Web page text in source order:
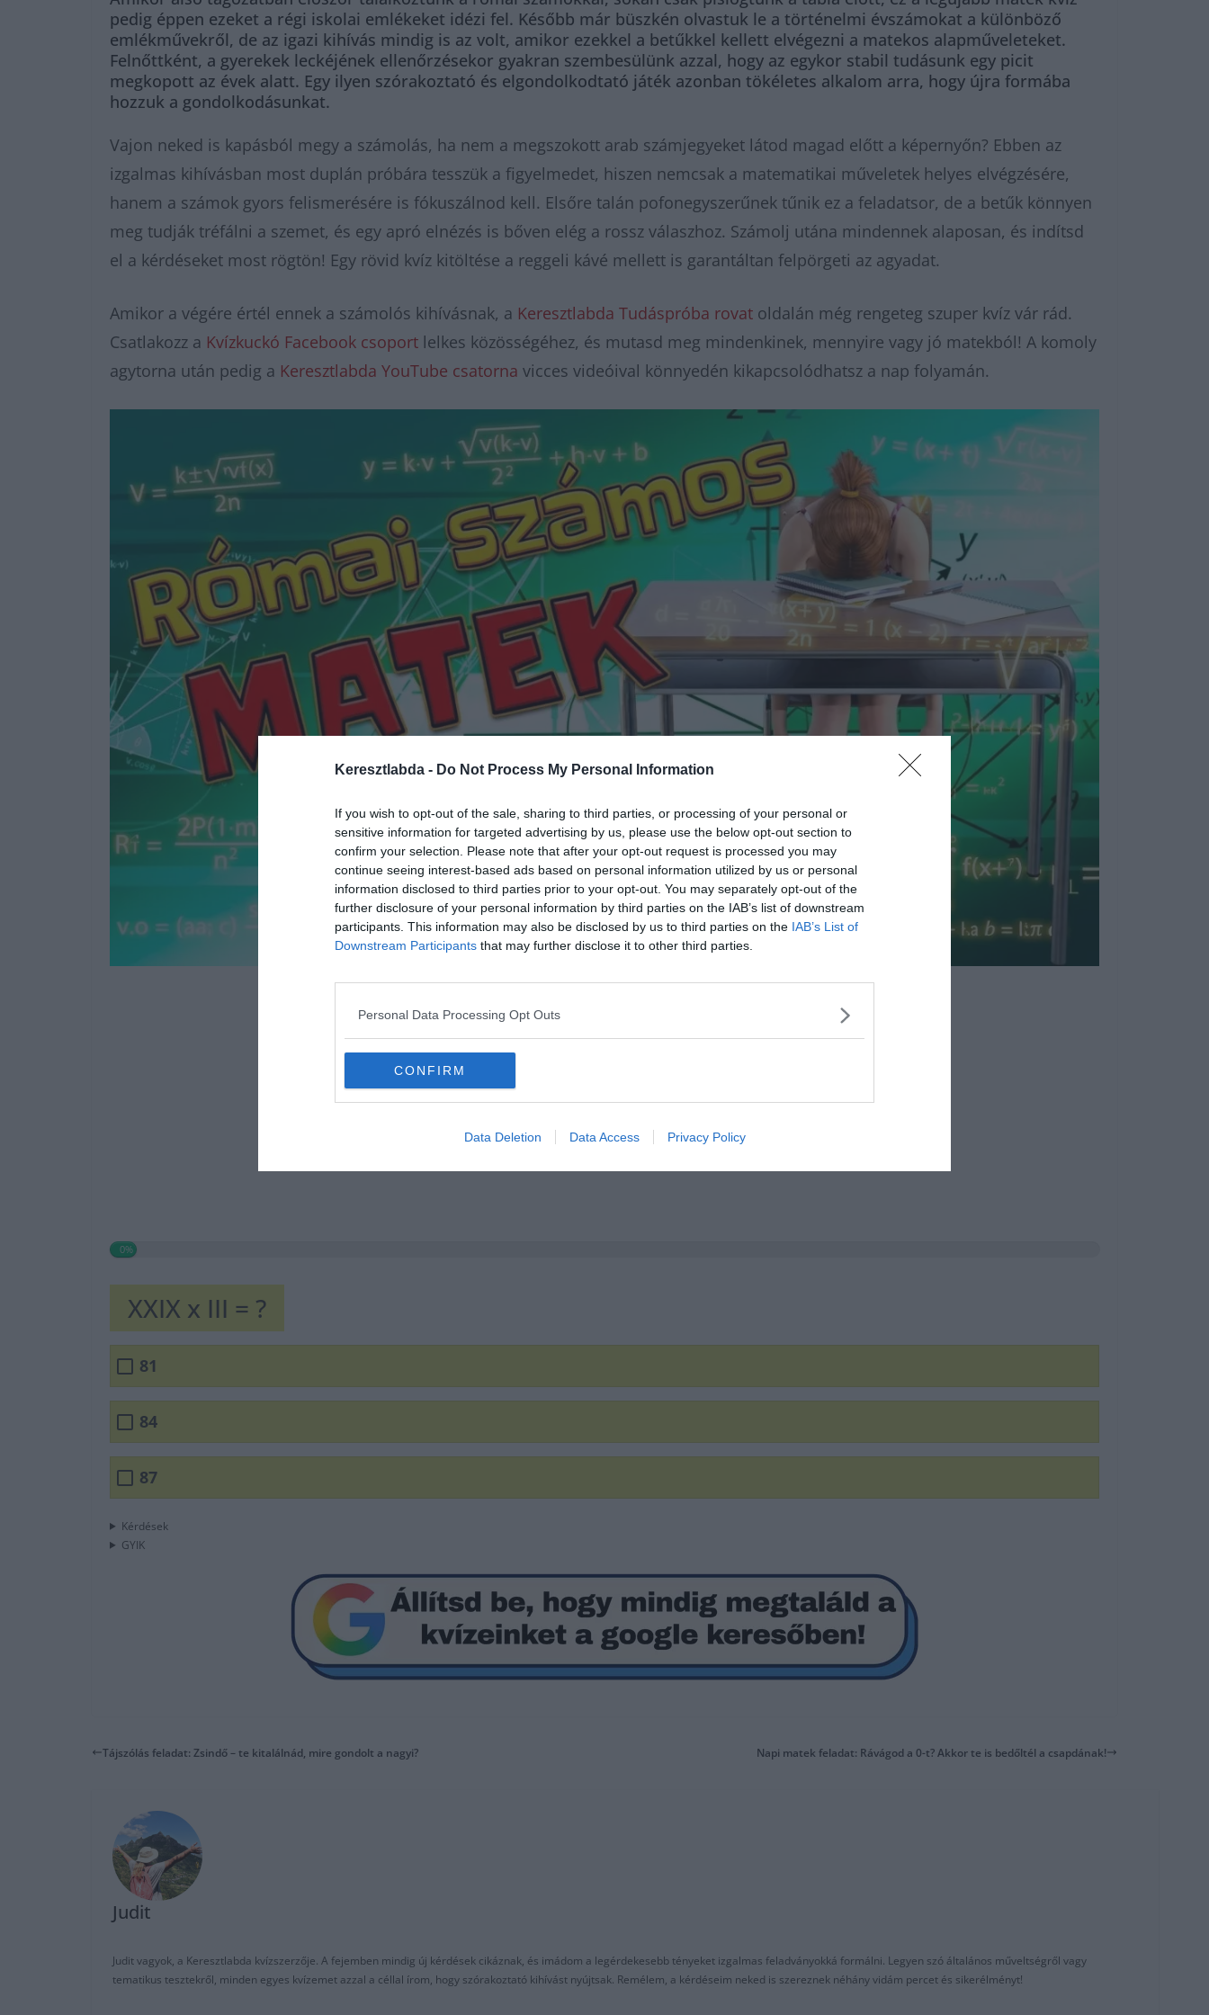
Keresztlabda - Do Not Process My Personal Information
If you wish to opt-out of the sale, sharing to third parties, or processing of your personal or
sensitive information for targeted advertising by us, please use the below opt-out section to
confirm your selection. Please note that after your opt-out request is processed you may
continue seeing interest-based ads based on personal information utilized by us or personal
information disclosed to third parties prior to your opt-out. You may separately opt-out of the
further disclosure of your personal information by third parties on the IAB’s list of downstream
participants. This information may also be disclosed by us to third parties on the IAB’s List of
Downstream Participants that may further disclose it to other third parties.
Personal Data Processing Opt Outs
CONFIRM
Data Deletion Data Access Privacy Policy
pedig éppen ezeket a régi iskolai emlékeket idézi fel. Később már büszkén olvastuk le a történelmi évszámokat a különböző
emlékművekről, de az igazi kihívás mindig is az volt, amikor ezekkel a betűkkel kellett elvégezni a matekos alapműveleteket.
Felnőttként, a gyerekek leckéjének ellenőrzésekor gyakran szembesülünk azzal, hogy az egykor stabil tudásunk egy picit
megkopott az évek alatt. Egy ilyen szórakoztató és elgondolkodtató játék azonban tökéletes alkalom arra, hogy újra formába
hozzuk a gondolkodásunkat.
Vajon neked is kapásból megy a számolás, ha nem a megszokott arab számjegyeket látod magad előtt a képernyőn? Ebben az
izgalmas kihívásban most duplán próbára tesszük a figyelmedet, hiszen nemcsak a matematikai műveletek helyes elvégzésére,
hanem a számok gyors felismerésére is fókuszálnod kell. Elsőre talán pofonegyszerűnek tűnik ez a feladatsor, de a betűk könnyen
meg tudják tréfálni a szemet, és egy apró elnézés is bőven elég a rossz válaszhoz. Számolj utána mindennek alaposan, és indítsd
el a kérdéseket most rögtön! Egy rövid kvíz kitöltése a reggeli kávé mellett is garantáltan felpörgeti az agyadat.
Amikor a végére értél ennek a számolós kihívásnak, a Keresztlabda Tudáspróba rovat oldalán még rengeteg szuper kvíz vár rád.
Csatlakozz a Kvízkuckó Facebook csoport lelkes közösségéhez, és mutasd meg mindenkinek, mennyire vagy jó matekból! A komoly
agytorna után pedig a Keresztlabda YouTube csatorna vicces videóival könnyedén kikapcsolódhatsz a nap folyamán.
Hirdetés
0%
XXIX x III = ?
81
84
87
Kérdések
GYIK
Tájszólás feladat: Zsindő – te kitalálnád, mire gondolt a nagyi? Napi matek feladat: Rávágod a 0-t? Akkor te is bedőltél a csapdának!
Judit
Judit vagyok, a Keresztlabda kvízszerzője. A fejemben mindig új kérdések cikáznak, és imádom a legérdekesebb tényeket izgalmas feladványokká formálni. Legyen szó általános műveltségről vagy
tematikus tesztekről, minden egyes kvízemet azzal a céllal írom, hogy szórakoztató kihívást nyújtsak. Remélem, a kérdéseim neked is szereznek néhány vidám percet és sikerélményt!